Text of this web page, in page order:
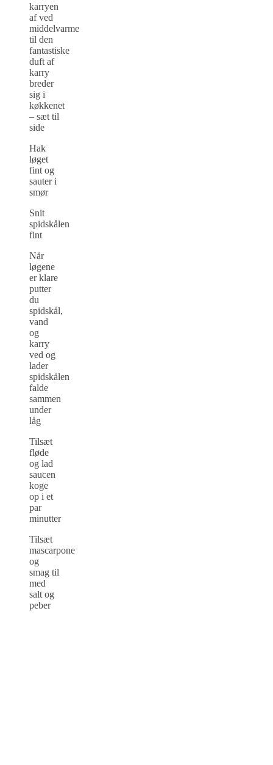
karryen
af ved
middelvarme
til den
fantastiske
duft af
karry
breder
sig i
køkkenet
– sæt til
side
Hak
løget
fint og
sauter i
smør
Snit
spidskålen
fint
Når
løgene
er klare
putter
du
spidskål,
vand
og
karry
ved og
lader
spidskålen
falde
sammen
under
låg
Tilsæt
fløde
og lad
saucen
koge
op i et
par
minutter
Tilsæt
mascarpone
og
smag til
med
salt og
peber